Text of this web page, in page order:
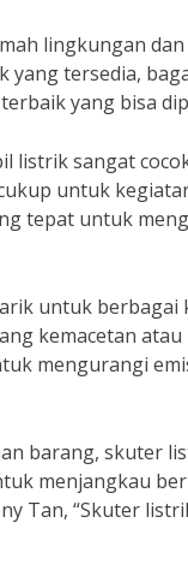
lingkungan
tersedia,
yang bisa
listrik sangat
untuk
tepat untuk
untuk berbagai
kemacetan
mengurangi
barang, skuter
menjangkau
Tan, “Skuter